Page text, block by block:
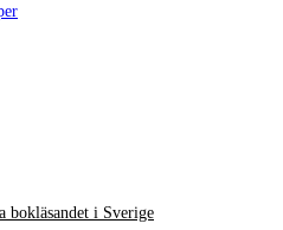
bokläsandet i Sverige